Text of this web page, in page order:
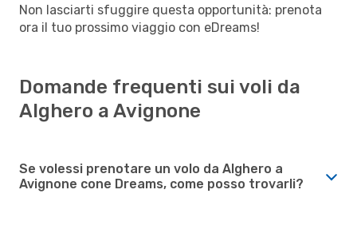
Non lasciarti sfuggire questa opportunità: prenota
ora il tuo prossimo viaggio con eDreams!
Domande frequenti sui voli da
Alghero a Avignone
Se volessi prenotare un volo da Alghero a
Avignone cone Dreams, come posso trovarli?